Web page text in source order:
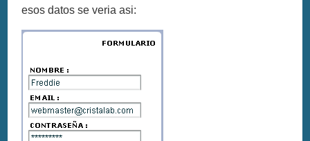
esos datos se veria asi: